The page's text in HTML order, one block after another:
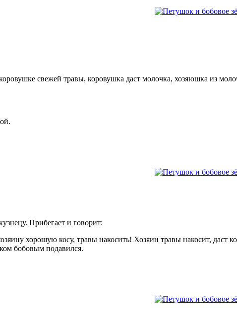
свежей травы, коровушка даст молочка, хозяюшка из
Прибегает и говорит:
хорошую косу, травы накосить! Хозяин травы накосит,
бобовым подавился.